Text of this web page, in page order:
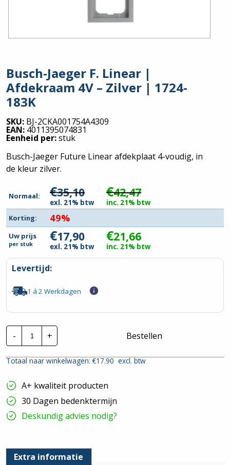
Busch-Jaeger F. Linear |
Afdekraam 4V – Zilver | 1724-
183K
SKU: BJ-2CKA001754A4309
EAN: 4011395074831
Eenheid per:stuk
Busch-Jaeger Future Linear afdekplaat 4-voudig, in
de kleur zilver.
Normaal: €35,10
exl. 21% btw
€42,47
inc. 21% btw
Korting:
49%
Uw prijs
per stuk €17,90
exl. 21% btw
€21,66
inc. 21% btw
Levertijd:
1 á 2 Werkdagen
-
Busch-
Jaeger
F.
|
4V
-
Zilver
|
1724-
183K
+ Bestellen
Totaal naar winkelwagen: €17.90excl. btw
A+ kwaliteit producten
30 Dagen bedenktermijn
Deskundig advies nodig?
Extra informatie